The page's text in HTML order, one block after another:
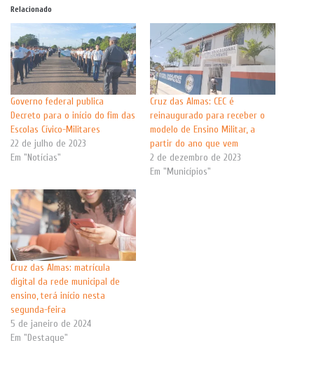
Relacionado
Governo federal publica
Decreto para o início do fim das
Escolas Cívico-Militares
22 de julho de 2023
Em "Notícias"
Cruz das Almas: CEC é
reinaugurado para receber o
modelo de Ensino Militar, a
partir do ano que vem
2 de dezembro de 2023
Em "Municípios"
Cruz das Almas: matrícula
digital da rede municipal de
ensino, terá início nesta
segunda-feira
5 de janeiro de 2024
Em "Destaque"